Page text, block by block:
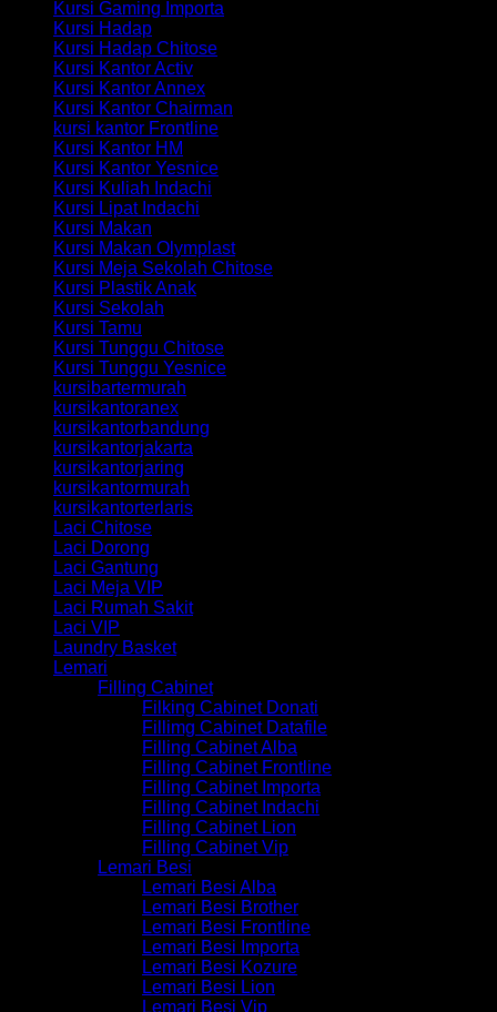
Kursi Gaming Importa
Kursi Hadap
Kursi Hadap Chitose
Kursi Kantor Activ
Kursi Kantor Annex
Kursi Kantor Chairman
kursi kantor Frontline
Kursi Kantor HM
Kursi Kantor Yesnice
Kursi Kuliah Indachi
Kursi Lipat Indachi
Kursi Makan
Kursi Makan Olymplast
Kursi Meja Sekolah Chitose
Kursi Plastik Anak
Kursi Sekolah
Kursi Tamu
Kursi Tunggu Chitose
Kursi Tunggu Yesnice
kursibartermurah
kursikantoranex
kursikantorbandung
kursikantorjakarta
kursikantorjaring
kursikantormurah
kursikantorterlaris
Laci Chitose
Laci Dorong
Laci Gantung
Laci Meja VIP
Laci Rumah Sakit
Laci VIP
Laundry Basket
Lemari
Filling Cabinet
Filking Cabinet Donati
Fillimg Cabinet Datafile
Filling Cabinet Alba
Filling Cabinet Frontline
Filling Cabinet Importa
Filling Cabinet Indachi
Filling Cabinet Lion
Filling Cabinet Vip
Lemari Besi
Lemari Besi Alba
Lemari Besi Brother
Lemari Besi Frontline
Lemari Besi Importa
Lemari Besi Kozure
Lemari Besi Lion
Lemari Besi Vip